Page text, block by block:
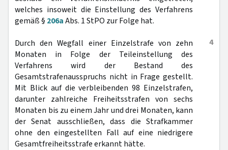
welches insoweit die Einstellung des Verfahrens
gemäß § 206aAbs. 1 StPO zur Folge hat.
4
Durch den Wegfall einer Einzelstrafe von zehn
Monaten in Folge der Teileinstellung des
Verfahrens wird der Bestand des
Gesamtstrafenausspruchs nicht in Frage gestellt.
Mit Blick auf die verbleibenden 98 Einzelstrafen,
darunter zahlreiche Freiheitsstrafen von sechs
Monaten bis zu einem Jahr und drei Monaten, kann
der Senat ausschließen, dass die Strafkammer
ohne den eingestellten Fall auf eine niedrigere
Gesamtfreiheitsstrafe erkannt hätte.